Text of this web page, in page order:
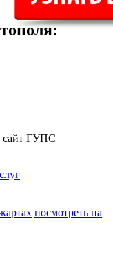
:
сайт ГУПС
посмотреть на